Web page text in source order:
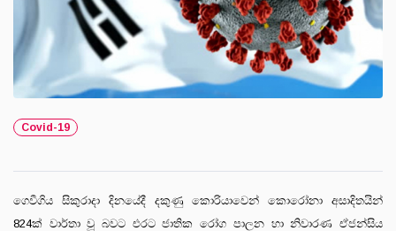
Covid-19
ගෙවීගිය සිකුරාදා දිනයේදී දකුණු කොරියාවෙන් කොරෝනා අසාදිතයින්
824ක් වාර්තා වූ බවට එරට ජාතික රෝග පාලන හා නිවාරණ ඒජන්සිය